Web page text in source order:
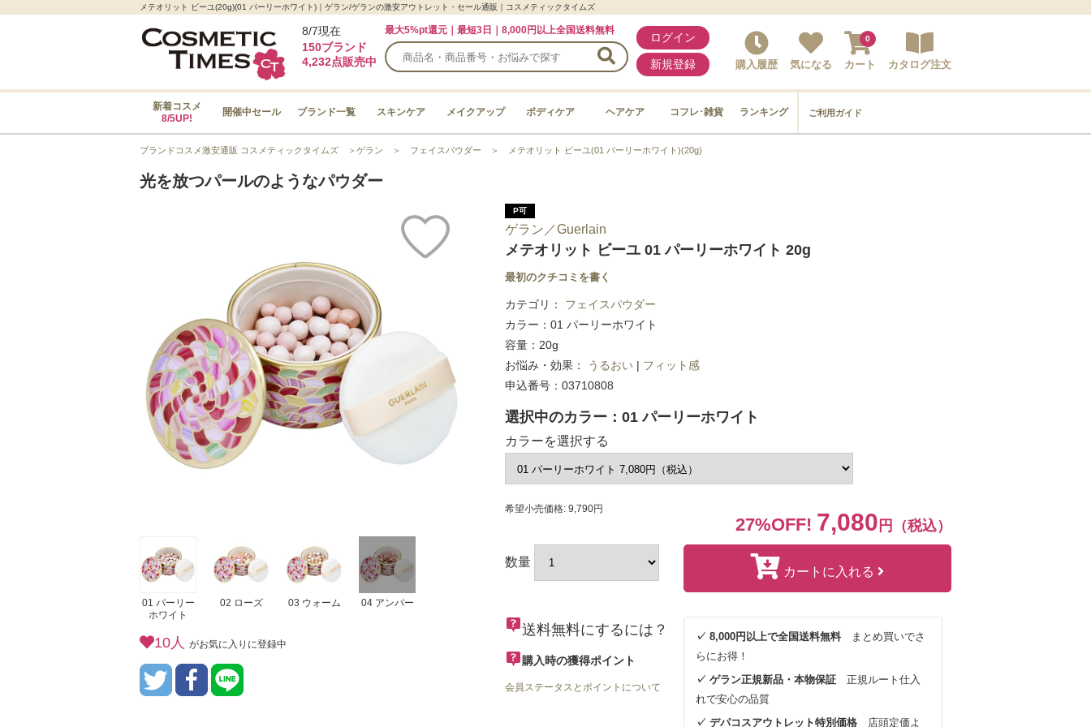
メテオリット ビーユ(20g)(01 パーリーホワイト)｜ゲラン/ゲランの激安アウトレット・セール通販｜コスメティックタイムズ
8/7現在
150ブランド
4,232点販売中
最大5%pt還元｜最短3日｜8,000円以上全国送料無料
ログイン
新規登録 購入履歴 気になる カート
0
カタログ注文
新着コスメ
8/5UP!
開催中セール ブランド一覧 スキンケア メイクアップ ボディケア ヘアケア コフレ･雑貨 ランキング ご利用ガイド
ブランドコスメ激安通販 コスメティックタイムズ ＞ ゲラン ＞ フェイスパウダー ＞ メテオリット ビーユ(01 パーリーホワイト)(20g)
光を放つパールのようなパウダー
01 パーリー
ホワイト
02 ローズ 03 ウォーム 04 アンバー
10人 がお気に入りに登録中
P可
ゲラン／Guerlain
メテオリット ビーユ 01 パーリーホワイト 20g
最初のクチコミを書く
カテゴリ：
フェイスパウダー
カラー：01 パーリーホワイト
容量：20g
お悩み・効果：
うるおい | フィット感
申込番号：03710808
選択中のカラー：01 パーリーホワイト
カラーを選択する
希望小売価格: 9,790円
27%OFF! 7,080 円（税込）
カートに入れる
数量
送料無料にするには？
購入時の獲得ポイント
会員ステータスとポイントについて
✓ 8,000円以上で全国送料無料まとめ買いでさ
らにお得！
✓ ゲラン正規新品・本物保証 正規ルート仕入
れで安心の品質
✓ デパコスアウトレット特別価格 店頭定価よ